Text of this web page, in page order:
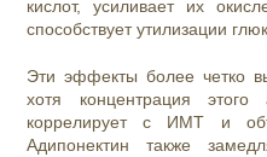
кислот, усиливает их
способствует утилизации
Эти эффекты более четко
хотя концентрация этого
коррелирует с ИМТ и
Адипонектин также